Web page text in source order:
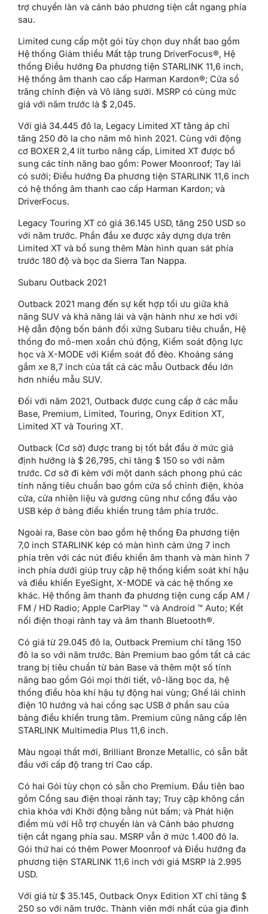
trợ chuyển làn và cảnh báo phương tiện cắt ngang phía
sau.
Limited cung cấp một gói tùy chọn duy nhất bao gồm
Hệ thống Giảm thiểu Mất tập trung DriverFocus®, Hệ
thống Điều hướng Đa phương tiện STARLINK 11,6 inch,
Hệ thống âm thanh cao cấp Harman Kardon®; Cửa sổ
trăng chỉnh điện và Vô lăng sưởi. MSRP có cùng mức
giá với năm trước là $ 2,045.
Với giá 34.445 đô la, Legacy Limited XT tăng áp chỉ
tăng 250 đô la cho năm mô hình 2021. Cùng với động
cơ BOXER 2,4 lít turbo nâng cấp, Limited XT được bổ
sung các tính năng bao gồm: Power Moonroof; Tay lái
có sưởi; Điều hướng Đa phương tiện STARLINK 11,6 inch
có hệ thống âm thanh cao cấp Harman Kardon; và
DriverFocus.
Legacy Touring XT có giá 36.145 USD, tăng 250 USD so
với năm trước. Phần đầu xe được xây dựng dựa trên
Limited XT và bổ sung thêm Màn hình quan sát phía
trước 180 độ và bọc da Sierra Tan Nappa.
Subaru Outback 2021
Outback 2021 mang đến sự kết hợp tối ưu giữa khả
năng SUV và khả năng lái và vận hành như xe hơi với
Hệ dẫn động bốn bánh đối xứng Subaru tiêu chuẩn, Hệ
thống đo mô-men xoắn chủ động, Kiểm soát động lực
học và X-MODE với Kiểm soát đổ đèo. Khoảng sáng
gầm xe 8,7 inch của tất cả các mẫu Outback đều lớn
hơn nhiều mẫu SUV.
Đối với năm 2021, Outback được cung cấp ở các mẫu
Base, Premium, Limited, Touring, Onyx Edition XT,
Limited XT và Touring XT.
Outback (Cơ sở) được trang bị tốt bắt đầu ở mức giá
định hướng là $ 26,795, chỉ tăng $ 150 so với năm
trước. Cơ sở đi kèm với một danh sách phong phú các
tính năng tiêu chuẩn bao gồm cửa sổ chỉnh điện, khóa
cửa, cửa nhiên liệu và gương cũng như cổng đầu vào
USB kép ở bảng điều khiển trung tâm phía trước.
Ngoài ra, Base còn bao gồm hệ thống Đa phương tiện
7,0 inch STARLINK kép có màn hình cảm ứng 7 inch
phía trên với các nút điều khiển âm thanh và màn hình 7
inch phía dưới giúp truy cập hệ thống kiểm soát khí hậu
và điều khiển EyeSight, X-MODE và các hệ thống xe
khác. Hệ thống âm thanh đa phương tiện cung cấp AM /
FM / HD Radio; Apple CarPlay ™ và Android ™ Auto; Kết
nối điện thoại rảnh tay và âm thanh Bluetooth®.
Có giá từ 29.045 đô la, Outback Premium chỉ tăng 150
đô la so với năm trước. Bản Premium bao gồm tất cả các
trang bị tiêu chuẩn từ bản Base và thêm một số tính
năng bao gồm Gói mọi thời tiết, vô-lăng bọc da, hệ
thống điều hòa khí hậu tự động hai vùng; Ghế lái chỉnh
điện 10 hướng và hai cổng sạc USB ở phần sau của
bảng điều khiển trung tâm. Premium cũng nâng cấp lên
STARLINK Multimedia Plus 11,6 inch.
Màu ngoại thất mới, Brilliant Bronze Metallic, có sẵn bắt
đầu với cấp độ trang trí Cao cấp.
Có hai Gói tùy chọn có sẵn cho Premium. Đầu tiên bao
gồm Cổng sau điện thoại rảnh tay; Truy cập không cần
chìa khóa với Khởi động bằng nút bấm; và Phát hiện
điểm mù với Hỗ trợ chuyển làn và Cảnh báo phương
tiện cắt ngang phía sau. MSRP vẫn ở mức 1.400 đô la.
Gói thứ hai có thêm Power Moonroof và Điều hướng đa
phương tiện STARLINK 11,6 inch với giá MSRP là 2.995
USD.
Với giá từ $ 35.145, Outback Onyx Edition XT chỉ tăng $
250 so với năm trước. Thành viên mới nhất của gia đình